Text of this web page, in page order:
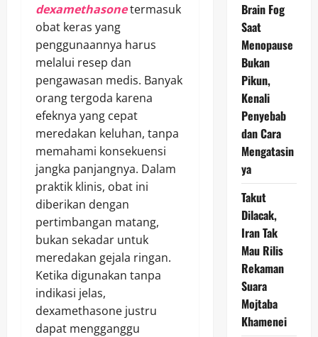
dexamethasonetermasuk
obat keras yang
penggunaannya harus
melalui resep dan
pengawasan medis. Banyak
orang tergoda karena
efeknya yang cepat
meredakan keluhan, tanpa
memahami konsekuensi
jangka panjangnya. Dalam
praktik klinis, obat ini
diberikan dengan
pertimbangan matang,
bukan sekadar untuk
meredakan gejala ringan.
Ketika digunakan tanpa
indikasi jelas,
dexamethasone justru
dapat mengganggu
Brain Fog
Saat
Menopause
Bukan
Pikun,
Kenali
Penyebab
dan Cara
Mengatasin
ya
Takut
Dilacak,
Iran Tak
Mau Rilis
Rekaman
Suara
Mojtaba
Khamenei